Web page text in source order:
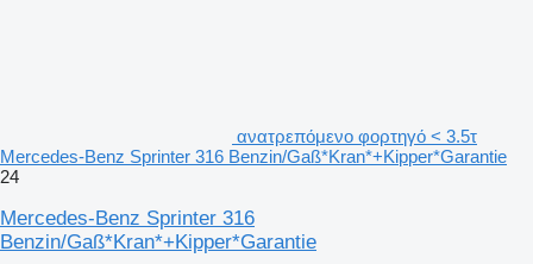
ανατρεπόμενο φορτηγό < 3.5τ
Mercedes-Benz Sprinter 316 Benzin/Gaß*Kran*+Kipper*Garantie
24
Mercedes-Benz Sprinter 316
Benzin/Gaß*Kran*+Kipper*Garantie